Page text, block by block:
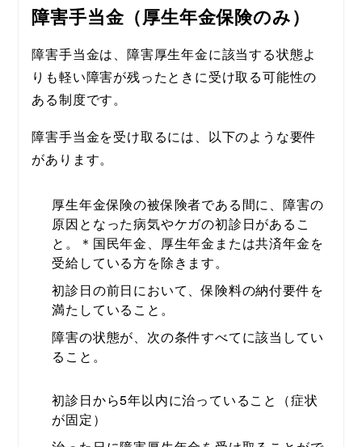
障害手当金（厚生年金保険のみ）
障害手当金は、障害厚生年金に該当する状態よ
りも軽い障害が残ったときに受け取る可能性の
ある制度です。
障害手当金を受け取るには、以下のような要件
があります。
厚生年金保険の被保険者である間に、障害の
原因となった病気やケガの初診日があるこ
と。＊国民年金、厚生年金または共済年金を
受給している方を除きます。
初診日の前日において、保険料の納付要件を
満たしていること。
障害の状態が、次の条件すべてに該当してい
ること。
初診日から5年以内に治っていること（症状
が固定）